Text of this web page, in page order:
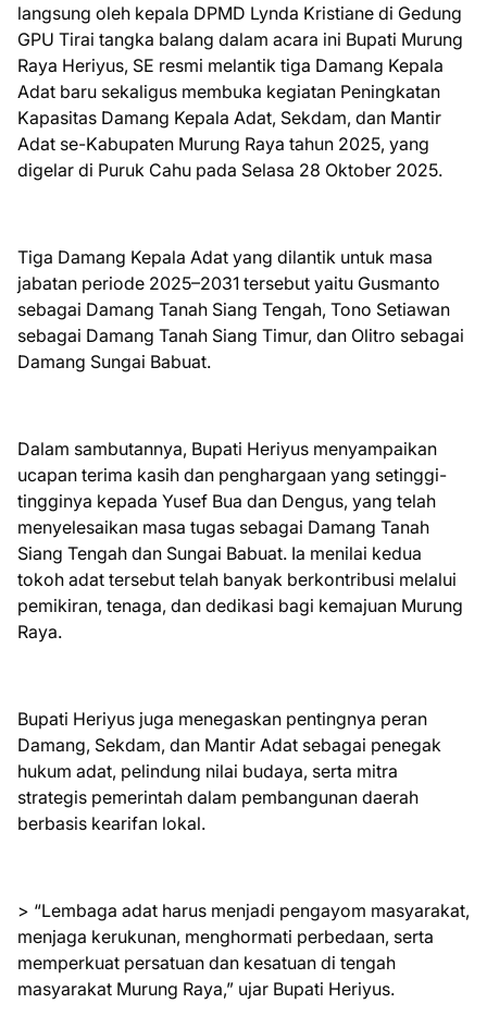
langsung oleh kepala DPMD Lynda Kristiane di Gedung
GPU Tirai tangka balang dalam acara ini Bupati Murung
Raya Heriyus, SE resmi melantik tiga Damang Kepala
Adat baru sekaligus membuka kegiatan Peningkatan
Kapasitas Damang Kepala Adat, Sekdam, dan Mantir
Adat se-Kabupaten Murung Raya tahun 2025, yang
digelar di Puruk Cahu pada Selasa 28 Oktober 2025.
Tiga Damang Kepala Adat yang dilantik untuk masa
jabatan periode 2025–2031 tersebut yaitu Gusmanto
sebagai Damang Tanah Siang Tengah, Tono Setiawan
sebagai Damang Tanah Siang Timur, dan Olitro sebagai
Damang Sungai Babuat.
Dalam sambutannya, Bupati Heriyus menyampaikan
ucapan terima kasih dan penghargaan yang setinggi-
tingginya kepada Yusef Bua dan Dengus, yang telah
menyelesaikan masa tugas sebagai Damang Tanah
Siang Tengah dan Sungai Babuat. Ia menilai kedua
tokoh adat tersebut telah banyak berkontribusi melalui
pemikiran, tenaga, dan dedikasi bagi kemajuan Murung
Raya.
Bupati Heriyus juga menegaskan pentingnya peran
Damang, Sekdam, dan Mantir Adat sebagai penegak
hukum adat, pelindung nilai budaya, serta mitra
strategis pemerintah dalam pembangunan daerah
berbasis kearifan lokal.
> “Lembaga adat harus menjadi pengayom masyarakat,
menjaga kerukunan, menghormati perbedaan, serta
memperkuat persatuan dan kesatuan di tengah
masyarakat Murung Raya,” ujar Bupati Heriyus.